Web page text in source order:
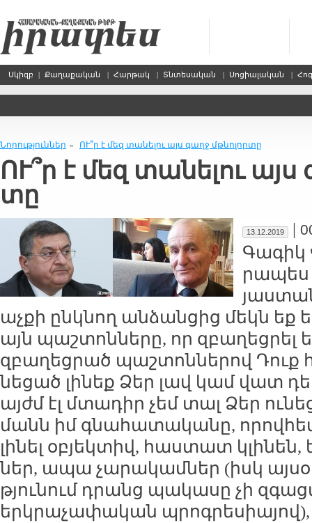
Սկիզբ | Քաղաքական | Հարթակ | Տնտեսական | Սոցիալական |
Նորություններ » ՈՒ՞ր է մեզ տա­նե­լու այս գաղջ մթ­նո­լոր­տը
ՈՒ՞ր է մեզ տա­նե­լու
տը
13.12.2019 |
Գա­գիկ
րա­պես
աչ­քի ընկ­նող ան­ձան­ցից մեկն եք
այն պաշ­տոն­նե­րը, որ զբա­ղեց­րել
զբա­ղեց­րած պաշ­տոն­նե­րով
նե­ցած լի­նեք Ձեր լավ կամ վատ
այժմ էլ մտա­դիր չեմ տալ Ձեր
մանն իմ գնա­հա­տա­կա­նը,
լի­նել օ­բյեկ­տիվ, հաս­տատ
ներ, ա­պա չա­րա­կամ­ներ (իսկ
թյու­նում դրանց պա­կա­սը չի
երկ­րա­չա­փա­կան